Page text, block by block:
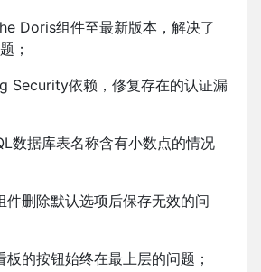
Doris组件至最新版本，解决了
；
Security依赖，修复存在的认证漏
数据库表名称含有小数点的情况
删除默认选项后保存无效的问
的按钮始终在最上层的问题；